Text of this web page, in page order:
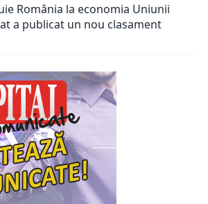
România la economia Uniunii
a publicat un nou clasament